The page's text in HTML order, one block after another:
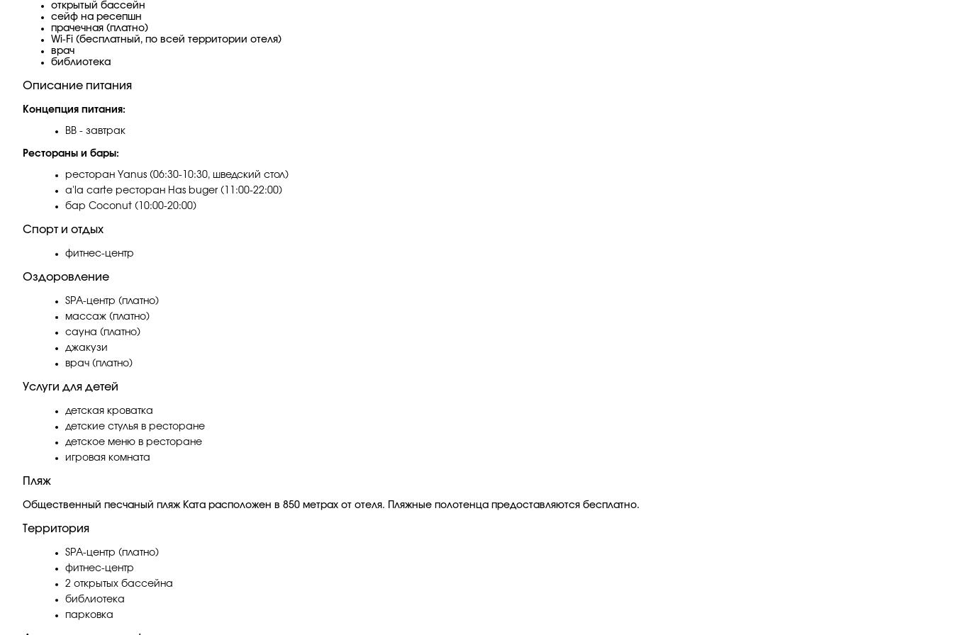
открытый бассейн
сейф на ресепшн
прачечная (платно)
Wi-Fi (бесплатный, по всей территории отеля)
врач
библиотека
Описание питания
Концепция питания:
BB - завтрак
Рестораны и бары:
ресторан Yanus (06:30-10:30, шведский стол)
a'la carte ресторан Has buger (11:00-22:00)
бар Coconut (10:00-20:00)
Спорт и отдых
фитнес-центр
Оздоровление
SPA-центр (платно)
массаж (платно)
сауна (платно)
джакузи
врач (платно)
Услуги для детей
детская кроватка
детские стулья в ресторане
детское меню в ресторане
игровая комната
Пляж
Общественный песчаный пляж Ката расположен в 850 метрах от отеля. Пляжные полотенца предоставляются бесплатно.
Территория
SPA-центр (платно)
фитнес-центр
2 открытых бассейна
библиотека
парковка